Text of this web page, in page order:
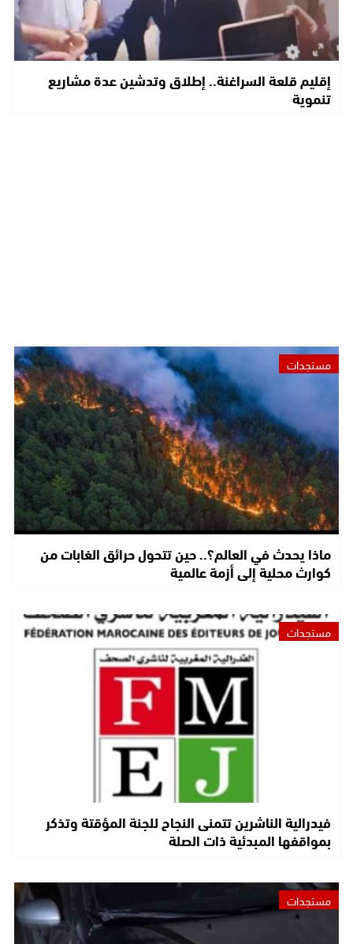
إقليم قلعة السراغنة.. إطلاق وتدشين عدة مشاريع
تنموية
مستجدات
ماذا يحدث في العالم؟.. حين تتحول حرائق الغابات من
كوارث محلية إلى أزمة عالمية
مستجدات
فيدرالية الناشرين تتمنى النجاح للجنة المؤقتة وتذكر
بمواقفها المبدئية ذات الصلة
مستجدات